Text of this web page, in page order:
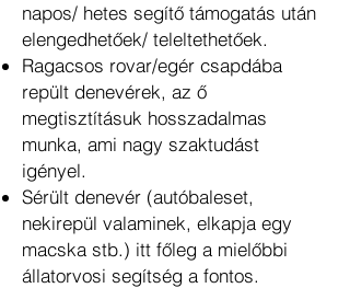
napos/ hetes segítő támogatás után
elengedhetőek/ teleltethetőek.
Ragacsos rovar/egér csapdába
repült denevérek, az ő
megtisztításuk hosszadalmas
munka, ami nagy szaktudást
igényel.
Sérült denevér (autóbaleset,
nekirepül valaminek, elkapja egy
macska stb.) itt főleg a mielőbbi
állatorvosi segítség a fontos.